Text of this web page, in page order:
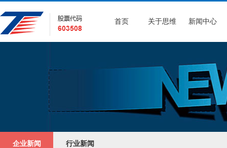
首页 关于思维 新闻中心
企业新闻 行业新闻